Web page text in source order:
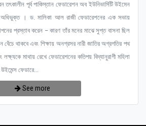
তৎকালীন পূর্ব পাকিস্তান ফেডারেশন অব ইউনিভার্সিটি উইমেন
অধিভুক্ত । ড. মালিকা আল রাজী ফেডারেশনের এক সভায়
প্রস্তাব করেন – কারণ তাঁর মনের মাঝে সুপ্ত বাসনা ছিল
থাকবে এবং শিক্ষায় অনগ্রসর নারী জাতির অগ্রগতির পথ
মাথায় রেখে ফেডারেশনের কতিপয় বিদ্যানুরাগী মহিলা
ফেডারে...
See more